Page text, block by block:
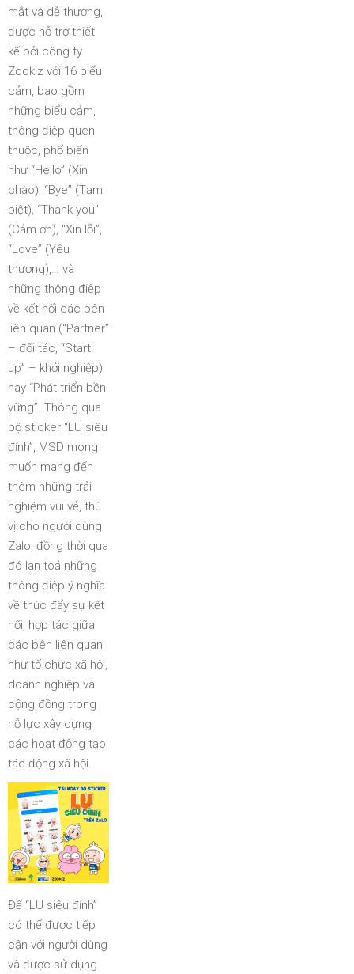
mắt và dễ thương,
được hỗ trợ thiết
kế bởi công ty
Zookiz với 16 biểu
cảm, bao gồm
những biểu cảm,
thông điệp quen
thuộc, phổ biến
như “Hello” (Xin
chào), “Bye” (Tạm
biệt), “Thank you”
(Cảm ơn), “Xin lỗi”,
“Love” (Yêu
thương),… và
những thông điệp
về kết nối các bên
liên quan (“Partner”
– đối tác, “Start
up” – khởi nghiệp)
hay “Phát triển bền
vững”. Thông qua
bộ sticker “LU siêu
đỉnh”, MSD mong
muốn mang đến
thêm những trải
nghiệm vui vẻ, thú
vị cho người dùng
Zalo, đồng thời qua
đó lan toả những
thông điệp ý nghĩa
về thúc đẩy sự kết
nối, hợp tác giữa
các bên liên quan
như tổ chức xã hội,
doanh nghiệp và
cộng đồng trong
nỗ lực xây dựng
các hoạt động tạo
tác động xã hội.
Để “LU siêu đỉnh”
có thể được tiếp
cận với người dùng
và được sử dụng